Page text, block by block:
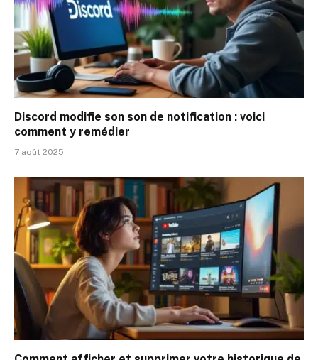
Discord modifie son son de notification : voici
comment y remédier
7 août 2025